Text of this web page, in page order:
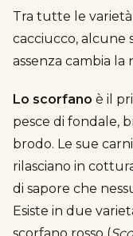
Tra tutte le
cacciucco, alcune
assenza cambia la
Lo scorfano è il
pesce di fondale,
brodo. Le sue
rilasciano in
di sapore che
Esiste in due